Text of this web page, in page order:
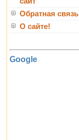
Обратная связь
О сайте!
Google